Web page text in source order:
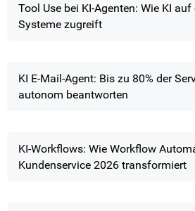
Tool Use bei KI-Agenten: Wie KI auf
Systeme zugreift
KI E-Mail-Agent: Bis zu 80% der
autonom beantworten
KI-Workflows: Wie Workflow
Kundenservice 2026 transformiert